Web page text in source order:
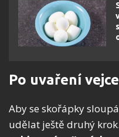
Po uvaření
Aby se skořápky
udělat ještě druhý